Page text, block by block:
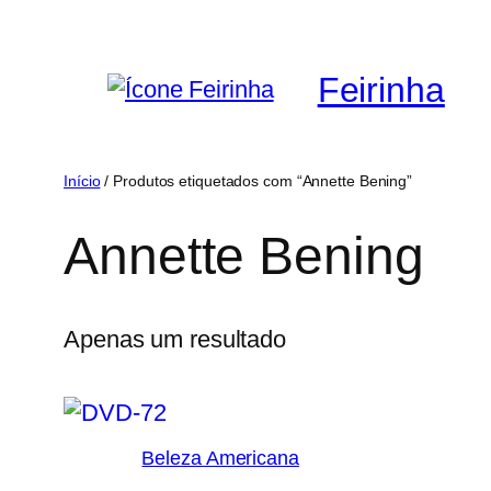
Feirinha
Início/ Produtos etiquetados com “Annette Bening”
Annette Bening
Apenas um resultado
Beleza Americana